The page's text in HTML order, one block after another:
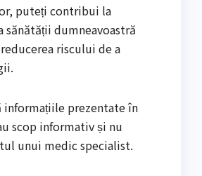
puteți contribui la
sănătății dumneavoastră
riscului de a
informațiile prezentate în
scop informativ și nu
unui medic specialist.